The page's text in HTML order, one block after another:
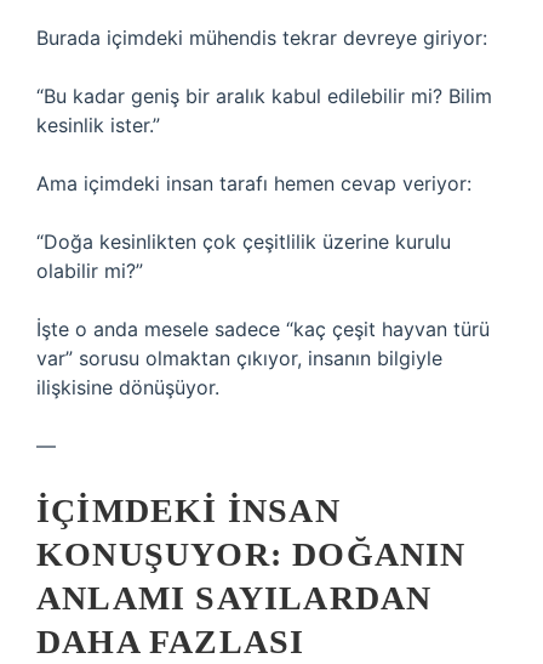
Burada içimdeki mühendis tekrar devreye giriyor:
“Bu kadar geniş bir aralık kabul edilebilir mi? Bilim
kesinlik ister.”
Ama içimdeki insan tarafı hemen cevap veriyor:
“Doğa kesinlikten çok çeşitlilik üzerine kurulu
olabilir mi?”
İşte o anda mesele sadece “kaç çeşit hayvan türü
var” sorusu olmaktan çıkıyor, insanın bilgiyle
ilişkisine dönüşüyor.
—
İÇIMDEKI İNSAN
KONUŞUYOR: DOĞANIN
ANLAMI SAYILARDAN
DAHA FAZLASI